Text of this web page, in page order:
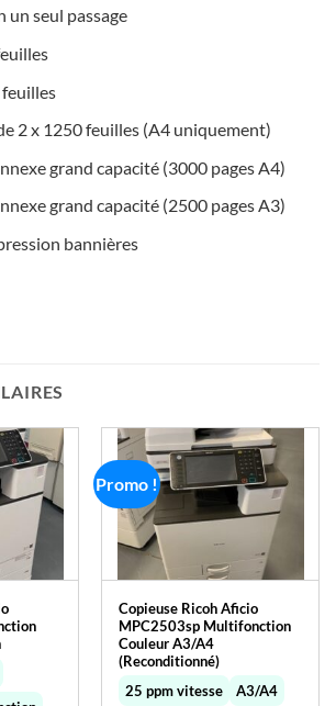
un seul passage
feuilles
2 x 1250 feuilles (A4 uniquement)
grand capacité (3000 pages A4)
grand capacité (2500 pages A3)
bannières
Promo !
Copieuse Ricoh Aficio
MPC2503sp Multifonction
Couleur A3/A4
(Reconditionné)
25 ppm vitesse
A3/A4